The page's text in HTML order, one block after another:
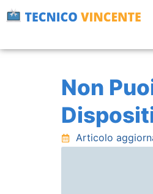
Vai
al
Non
Articolo